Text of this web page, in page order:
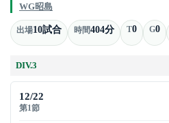
WG昭島
出場10試合 時間404分 T0 G0
DIV.3
12/22
第1節